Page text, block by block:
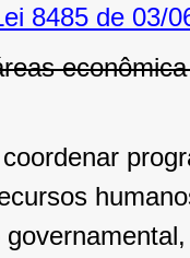
8485 de 03/